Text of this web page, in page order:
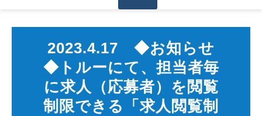
TOP
機能・サービス紹介
2023.4.17　◆お知らせ
◆トルーにて、担当者毎
に求人（応募者）を閲覧
制限できる「求人閲覧制